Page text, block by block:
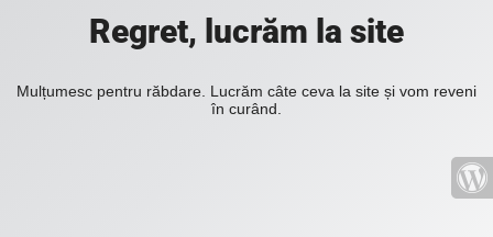
Regret, lucrăm la site
Mulțumesc pentru răbdare. Lucrăm câte ceva la site și vom reveni
în curând.